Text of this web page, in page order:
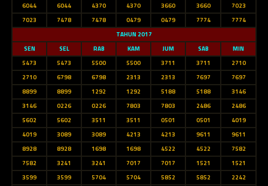
6044
6044 4370 4370 3660 3660
7023
7023
7478 7478 0479 0479 7774
7774
TAHUN 2017
SEN
SEL RAB KAM JUM SAB
MIN
5473
5473 5500 5500 3711 3711
2710
2710
6798 6798 2313 2313 7697
7697
8899
8899 1292 1292 5188 5188
3146
3146
0226 0226 7803 7803 2486
2486
5602
5602 3511 3511 0501 0501
4019
4019
3089 3089 4213 4213 9611
9611
8928
8928 1698 1698 4522 4522
7582
7582
3241 3241 7017 7017 1521
1521
3599
3599 5704 5704 5852 5852
2242